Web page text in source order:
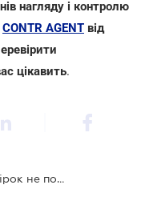
нагляду і контролю
CONTR AGENT від
цікавить.
Винятки, коли на проведення перевірок не поширюється мораторій